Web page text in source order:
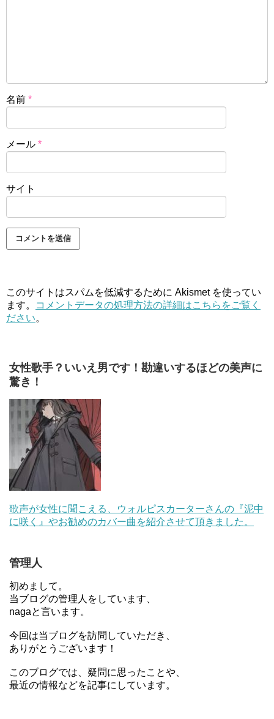
名前 *
メール *
サイト
このサイトはスパムを低減するために Akismet を使ってい
ます。
コメントデータの処理方法の詳細はこちらをご覧く
ださい。
女性歌手？いいえ男です！勘違いするほどの美声に
驚き！
歌声が女性に聞こえる、ウォルピスカーターさんの『泥中
に咲く』やお勧めのカバー曲を紹介させて頂きました。
管理人
初めまして。
当ブログの管理人をしています、
nagaと言います。
今回は当ブログを訪問していただき、
ありがとうございます！
このブログでは、疑問に思ったことや、
最近の情報などを記事にしています。